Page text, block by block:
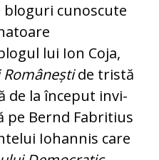
bloguri cunoscute
lui Ion Coja,
Româneștide tris­tă
de la început in­vi­
pe Bernd Fabritius
Iohannis care